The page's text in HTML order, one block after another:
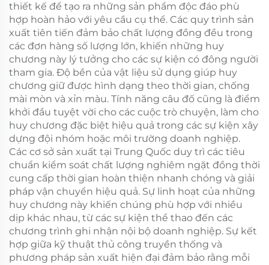
thiết kế để tạo ra những sản phẩm độc đáo phù
hợp hoàn hảo với yêu cầu cụ thể. Các quy trình sản
xuất tiên tiến đảm bảo chất lượng đồng đều trong
các đơn hàng số lượng lớn, khiến những huy
chương này lý tưởng cho các sự kiện có đông người
tham gia. Độ bền của vật liệu sử dụng giúp huy
chương giữ được hình dạng theo thời gian, chống
mài mòn và xỉn màu. Tính năng câu đố cũng là điểm
khởi đầu tuyệt vời cho các cuộc trò chuyện, làm cho
huy chương đặc biệt hiệu quả trong các sự kiện xây
dựng đội nhóm hoặc môi trường doanh nghiệp.
Các cơ sở sản xuất tại Trung Quốc duy trì các tiêu
chuẩn kiểm soát chất lượng nghiêm ngặt đồng thời
cung cấp thời gian hoàn thiện nhanh chóng và giải
pháp vận chuyển hiệu quả. Sự linh hoạt của những
huy chương này khiến chúng phù hợp với nhiều
dịp khác nhau, từ các sự kiện thể thao đến các
chương trình ghi nhận nội bộ doanh nghiệp. Sự kết
hợp giữa kỹ thuật thủ công truyền thống và
phương pháp sản xuất hiện đại đảm bảo rằng mỗi